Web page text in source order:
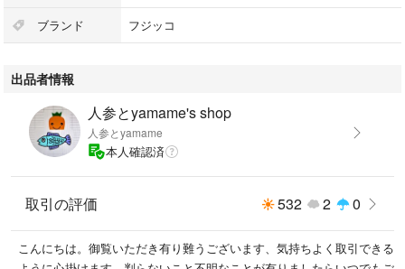
ブランド フジッコ
出品者情報
人参とyamame's shop
人参とyamame
本人確認済
取引の評価 532 2 0
こんにちは。御覧いただき有り難うございます、気持ちよく取引できる